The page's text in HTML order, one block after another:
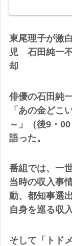
東尾理子が激
児 石田純一
却
俳優の石田純
「あの金どこ
～」（後9・
語った。
番組では、一
当時の収入事
動、都知事選
自身を巡る収
そして「トド